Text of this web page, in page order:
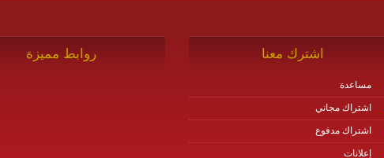
اشترك معنا
مساعدة
اشتراك مجاني
اشتراك مدفوع
إعلانات
روابط مميزة